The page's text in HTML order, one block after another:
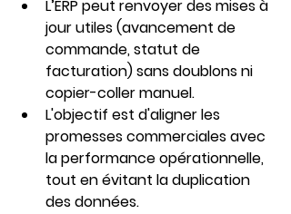
L’ERP peut renvoyer des mises à
jour utiles (avancement de
commande, statut de
facturation) sans doublons ni
copier-coller manuel.
L'objectif est d'aligner les
promesses commerciales avec
la performance opérationnelle,
tout en évitant la duplication
des données.